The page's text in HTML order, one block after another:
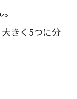
きく5つに分